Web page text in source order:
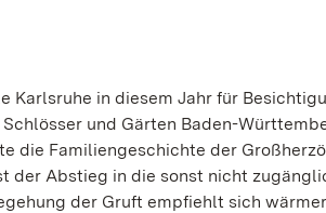
Karlsruhe in diesem Jahr für
und Gärten Baden-
die Familiengeschichte der
der Abstieg in die sonst nicht
der Gruft empfiehlt sich